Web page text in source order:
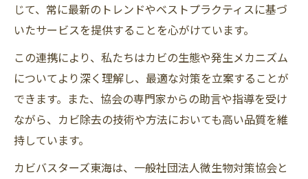
じて、常に最新のトレンドやベストプラクティスに基づ
いたサービスを提供することを心がけています。
この連携により、私たちはカビの生態や発生メカニズム
についてより深く理解し、最適な対策を立案することが
できます。また、協会の専門家からの助言や指導を受け
ながら、カビ除去の技術や方法においても高い品質を維
持しています。
カビバスターズ東海は、一般社団法人微生物対策協会と